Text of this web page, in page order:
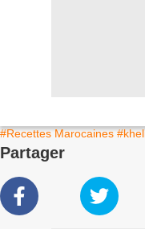
#Recettes Marocaines
Partager